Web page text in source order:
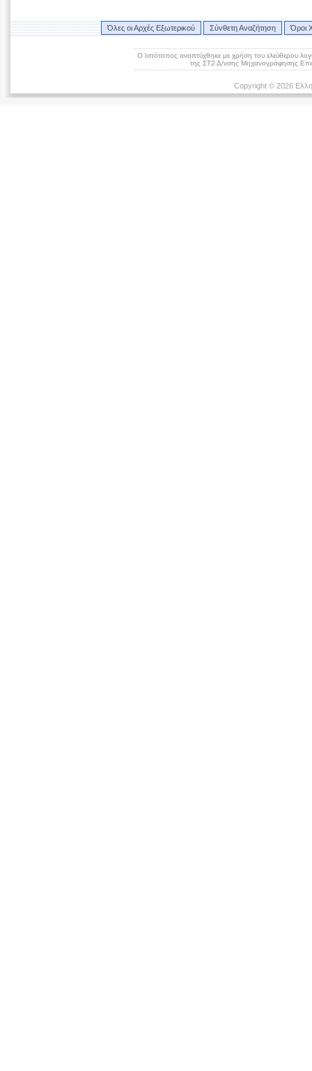
Όλες οι Αρχές Εξωτερικού Σύνθετη Αναζήτηση Όροι
Ο Ιστότοπος αναπτύχθηκε με χρήση του ελεύθερου
της ΣΤ2 Δ/νσης Μηχανογράφησης
Copyright © 2026